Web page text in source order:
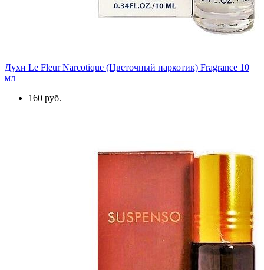
Духи Le Fleur Narcotique (Цветочный наркотик) Fragrance 10
мл
160 руб.